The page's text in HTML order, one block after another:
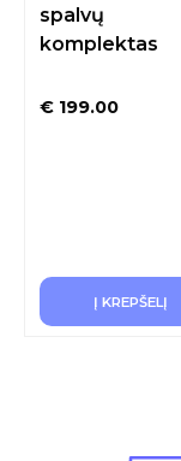
spalvų
komplektas
€ 199.00
Į KREPŠELĮ